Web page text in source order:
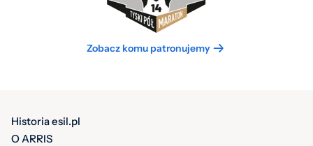
Zobacz komu patronujemy
Historia esil.pl
O ARRIS